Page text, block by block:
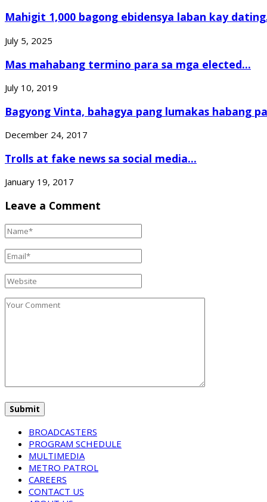
Mahigit 1,000 bagong ebidensya laban kay
July 5, 2025
Mas mahabang termino para sa mga elected...
July 10, 2019
Bagyong Vinta, bahagya pang lumakas habang
December 24, 2017
Trolls at fake news sa social media...
January 19, 2017
Leave a Comment
BROADCASTERS
PROGRAM SCHEDULE
MULTIMEDIA
METRO PATROL
CAREERS
CONTACT US